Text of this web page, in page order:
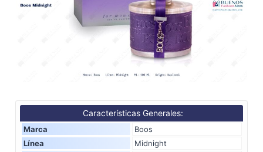
Características Generales:
Marca
Boos
Línea
Midnight